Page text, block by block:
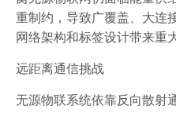
重制约，导致广覆盖、大连
网络架构和标签设计带来重
远距离通信挑战
无源物联系统依靠反向散射